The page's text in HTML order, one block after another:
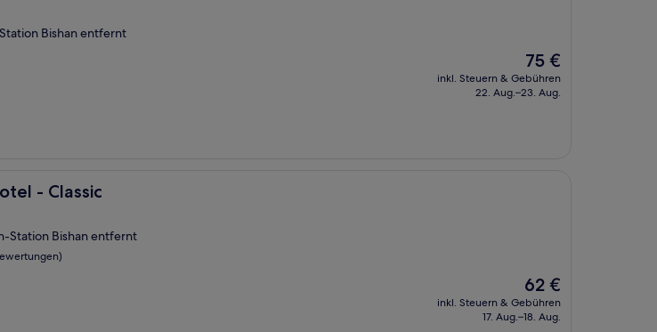
Bishan entfernt
Der
Preis
beträgt
75 €
inkl. Steuern & Gebühren
22. Aug.–23. Aug.
- Classic
- Classic
Station Bishan entfernt
Der
Preis
beträgt
62 €
inkl. Steuern & Gebühren
17. Aug.–18. Aug.